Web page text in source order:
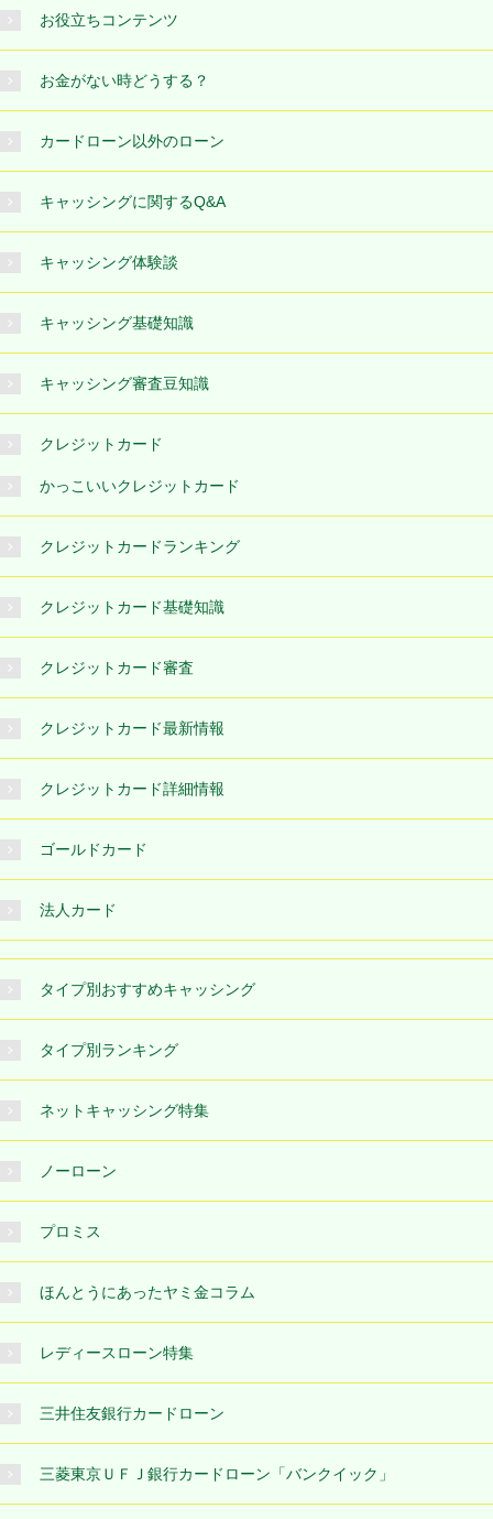
お役立ちコンテンツ
お金がない時どうする？
カードローン以外のローン
キャッシングに関するQ&A
キャッシング体験談
キャッシング基礎知識
キャッシング審査豆知識
クレジットカード
かっこいいクレジットカード
クレジットカードランキング
クレジットカード基礎知識
クレジットカード審査
クレジットカード最新情報
クレジットカード詳細情報
ゴールドカード
法人カード
タイプ別おすすめキャッシング
タイプ別ランキング
ネットキャッシング特集
ノーローン
プロミス
ほんとうにあったヤミ金コラム
レディースローン特集
三井住友銀行カードローン
三菱東京ＵＦＪ銀行カードローン「バンクイック」